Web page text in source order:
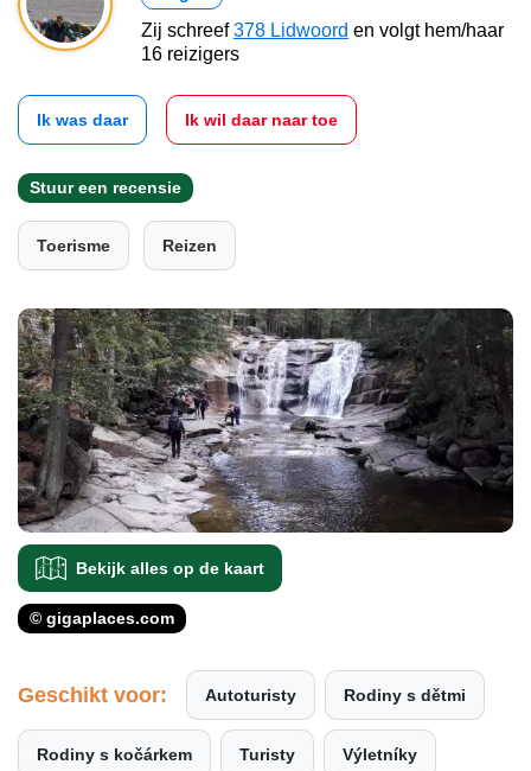
Zij schreef378 Lidwoord en volgt hem/haar
16 reizigers
Ik was daar Ik wil daar naar toe
Stuur een recensie
Toerisme Reizen
Bekijk alles op de kaart
© gigaplaces.com
Geschikt voor: Autoturisty Rodiny s dětmi
Rodiny s kočárkem Turisty Výletníky